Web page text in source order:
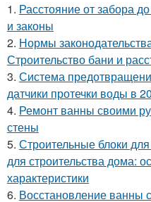
1. Расстояние от забора
и законы
2. Нормы
Строительство бани и
3. Система
датчики протечки воды в
4. Ремонт ванны своими
стены
5. Строительные блоки
для строительства дома:
характеристики
6. Восстановление ванны